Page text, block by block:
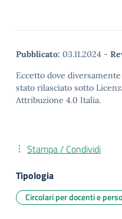
Pubblicato: 03.11.2024 -
Eccetto dove
stato rilasciato sotto
Attribuzione 4.0 Italia.
Stampa / Condividi
Tipologia
Circolari per docenti e